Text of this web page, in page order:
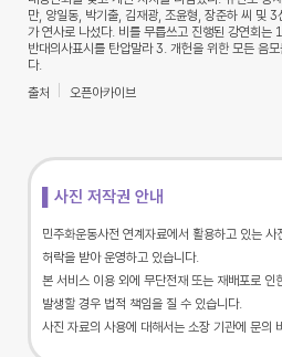
만, 양일동, 박기출, 김재광, 조윤형, 장준하 씨 및
가 연사로 나섰다. 비를 무릅쓰고 진행된 강연회는
반대의사표시를 탄압말라 3. 개헌을 위한 모든 음
다.
출처
오픈아카이브
▌사진 저작권 안내
민주화운동사전 연계자료에서 활용하고 있는
허락을 받아 운영하고 있습니다.
본 서비스 이용 외에 무단전재 또는 재배포로 인
발생할 경우 법적 책임을 질 수 있습니다.
사진 자료의 사용에 대해서는 소장 기관에 문의